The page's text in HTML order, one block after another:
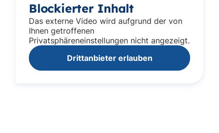
Blockierter Inhalt
Das externe Video wird aufgrund der von
Ihnen getroffenen
Privatsphäreneinstellungen nicht angezeigt.
Drittanbieter erlauben